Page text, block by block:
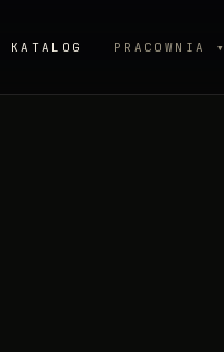
KATALOG PRACOWNIA ▾